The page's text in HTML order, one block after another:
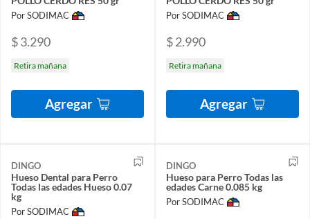
Por SODIMAC
$ 3.290
Retira mañana
Agregar
Por SODIMAC
$ 2.990
Retira mañana
Agregar
DINGO
Hueso Dental para Perro
Todas las edades Hueso 0.07
kg
Por SODIMAC
DINGO
Hueso para Perro Todas las
edades Carne 0.085 kg
Por SODIMAC